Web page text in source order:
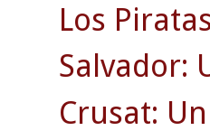
Los
Salvador:
Crusat: